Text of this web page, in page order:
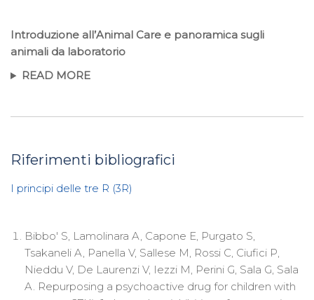
Introduzione all’Animal Care e panoramica sugli
animali da laboratorio
READ MORE
Riferimenti bibliografici
I principi delle tre R (3R)
Bibbo' S, Lamolinara A, Capone E, Purgato S,
Tsakaneli A, Panella V, Sallese M, Rossi C, Ciufici P,
Nieddu V, De Laurenzi V, Iezzi M, Perini G, Sala G, Sala
A. Repurposing a psychoactive drug for children with